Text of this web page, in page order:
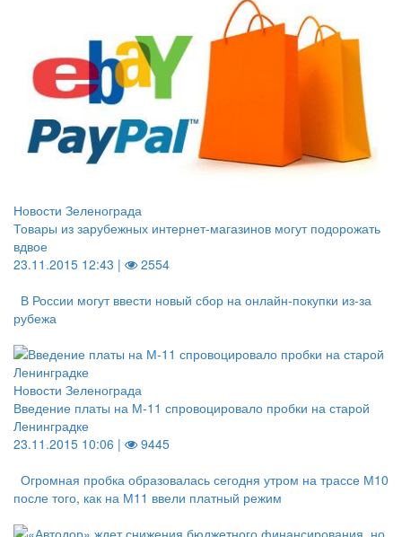
Новости Зеленограда
Товары из зарубежных интернет-магазинов могут подорожать
вдвое
23.11.2015 12:43 |
2554
В России могут ввести новый сбор на онлайн-покупки из-за
рубежа
Новости Зеленограда
Введение платы на М-11 спровоцировало пробки на старой
Ленинградке
23.11.2015 10:06 |
9445
Огромная пробка образовалась сегодня утром на трассе М10
после того, как на М11 ввели платный режим